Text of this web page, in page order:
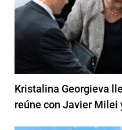
Kristalina Georgieva
reúne con Javier Milei